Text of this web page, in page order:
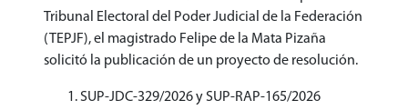
Tribunal Electoral del Poder Judicial de la Federación
(TEPJF), el magistrado Felipe de la Mata Pizaña
solicitó la publicación de un proyecto de resolución.
SUP-JDC-329/2026 y SUP-RAP-165/2026